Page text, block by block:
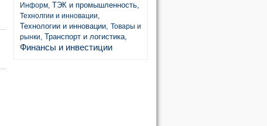
Информ, ТЭК и промышленность,
Технолгии и инновации,
Технологии и инновации, Товары и
рынки, Транспорт и логистика,
Финансы и инвестиции